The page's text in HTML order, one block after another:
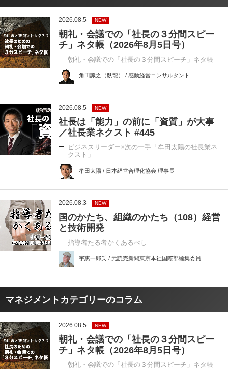
2026.08.5 NEW
朝礼・会議での「社長の３分間スピー
チ」ネタ帳（2026年8月5日号）
朝礼・会議での「社長の３分間スピーチ」ネタ帳
角田識之（臥龍） / 感動経営コンサルタント
2026.08.5 NEW
社長は「能力」の前に「資質」が大事
／社長業ネクスト #445
ビジネスリーダー×次の一手「牟田太陽の社長業ネ
クスト」
牟田太陽 / 日本経営合理化協会 理事長
2026.08.3 NEW
国のかたち、組織のかたち（108）経営
と技術開発
指導者たる者かくあるべし
宇惠一郎氏 / 元読売新聞東京本社国際部編集委員
マネジメントカテゴリーのコラム
2026.08.5 NEW
朝礼・会議での「社長の３分間スピー
チ」ネタ帳（2026年8月5日号）
朝礼・会議での「社長の３分間スピーチ」ネタ帳